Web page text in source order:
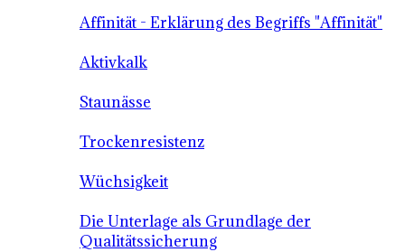
Affinität - Erklärung des Begriffs "Affinität"
Aktivkalk
Staunässe
Trockenresistenz
Wüchsigkeit
Die Unterlage als Grundlage der
Qualitätssicherung